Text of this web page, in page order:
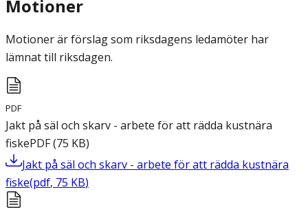
Motioner
Motioner är förslag som riksdagens ledamöter har
lämnat till riksdagen.
PDF
Jakt på säl och skarv - arbete för att rädda kustnära
fiskePDF(75 KB)
Jakt på säl och skarv - arbete för att rädda kustnära
fiske(pdf, 75 KB)